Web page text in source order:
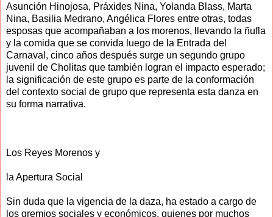
Asunción Hinojosa, Práxides Nina, Yolanda Blass, Marta
Nina, Basilia Medrano, Angélica Flores entre otras, todas
esposas que acompañaban a los morenos, llevando la ñufla
y la comida que se convida luego de la Entrada del
Carnaval, cinco años después surge un segundo grupo
juvenil de Cholitas que también logran el impacto esperado;
la significación de este grupo es parte de la conformación
del contexto social de grupo que representa esta danza en
su forma narrativa.
Los Reyes Morenos y
la Apertura Social
Sin duda que la vigencia de la daza, ha estado a cargo de
los gremios sociales y económicos, quienes por muchos